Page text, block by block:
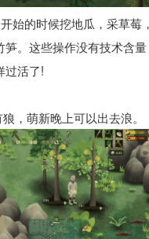
始的时候挖地瓜，采草莓
笋。这些操作没有技术含
过活了!
，萌新晚上可以出去浪。